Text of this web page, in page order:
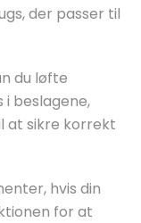
der passer til
du løfte
beslagene,
at sikre korrekt
hvis din
for at